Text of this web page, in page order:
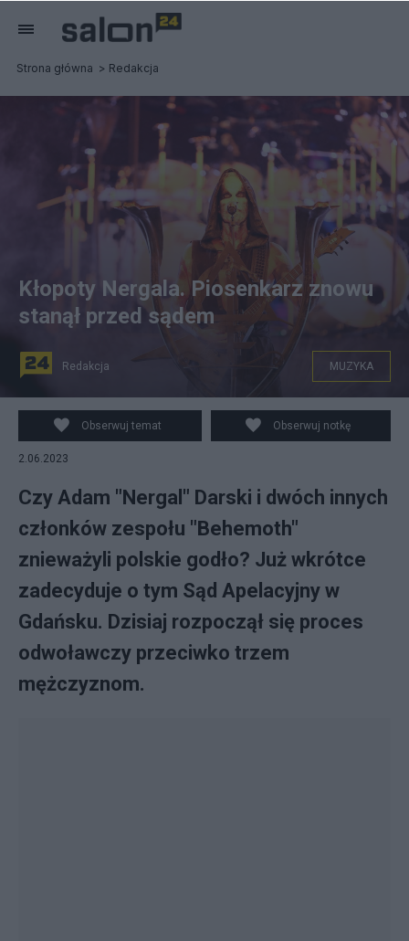
Strona główna Redakcja
Źródło: PAP/Adam Darski w Gliwicach
Kłopoty Nergala. Piosenkarz znowu
stanął przed sądem
Redakcja MUZYKA
Obserwuj temat Obserwuj notkę
2.06.2023
Czy Adam "Nergal" Darski i dwóch innych
członków zespołu "Behemoth"
znieważyli polskie godło? Już wkrótce
zadecyduje o tym Sąd Apelacyjny w
Gdańsku. Dzisiaj rozpoczął się proces
odwoławczy przeciwko trzem
mężczyznom.